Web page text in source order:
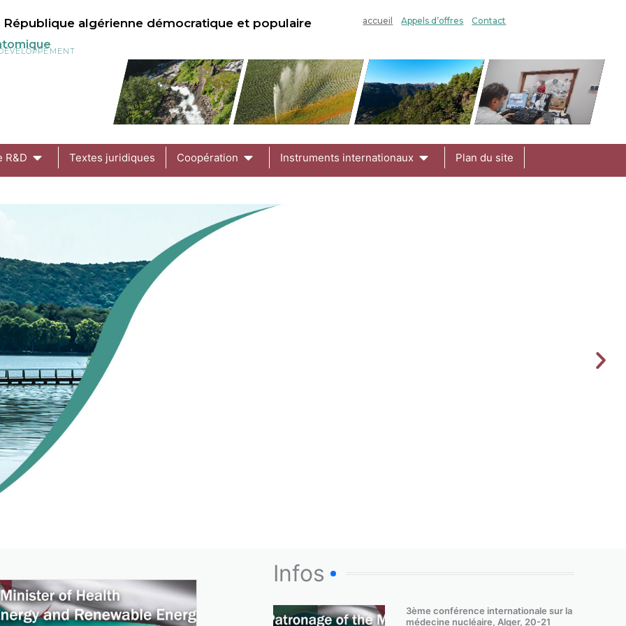
République algérienne démocratique et populaire accueil Appels d’offres Contact
R&D Textes juridiques Coopération Instruments internationaux Plan du site
Infos
3ème conférence internationale sur la
médecine nucléaire, Alger, 20-21